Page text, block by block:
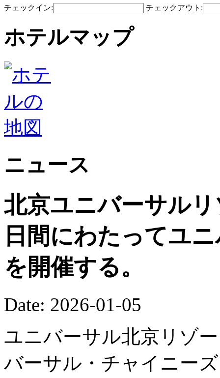
チェックイン: チェックアウト:
ホテルマップ
ニュース
北京ユニバーサル
日間にわたってユ
を開催する。
Date: 2026-01-05
ユニバーサル北京リゾ
バーサル・チャイニー